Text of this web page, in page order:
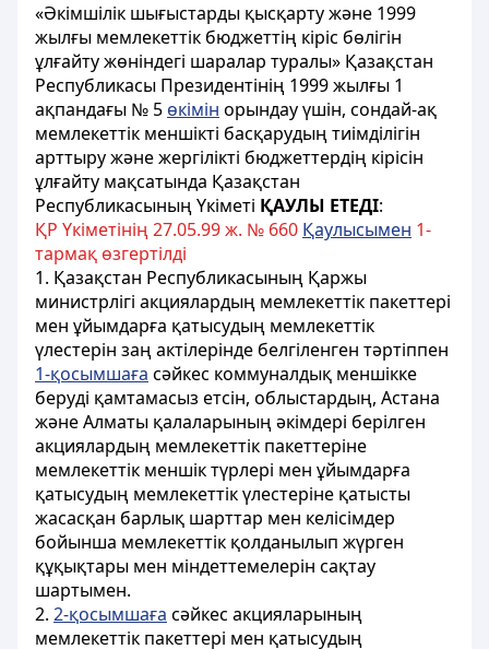
«Әкімшілік шығыстарды қысқарту және 1999
жылғы мемлекеттік бюджеттің кіріс бөлігін
ұлғайту жөніндегі шаралар туралы» Қазақстан
Республикасы Президентінің 1999 жылғы 1
ақпандағы № 5 өкімін орындау үшін, сондай-ақ
мемлекеттік меншікті басқарудың тиімділігін
арттыру және жергілікті бюджеттердің кірісін
ұлғайту мақсатында Қазақстан
Республикасының Үкіметі ҚАУЛЫ ЕТЕДІ:
ҚР Үкіметінің 27.05.99 ж. № 660 Қаулысымен 1-
тармақ өзгертілді
1. Қазақстан Республикасының Қаржы
министрлігі акциялардың мемлекеттік пакеттері
мен ұйымдарға қатысудың мемлекеттік
үлестерін заң актілерінде белгіленген тәртіппен
1-қосымшаға сәйкес коммуналдық меншікке
беруді қамтамасыз етсін, облыстардың, Астана
және Алматы қалаларының әкімдері берілген
акциялардың мемлекеттік пакеттеріне
мемлекеттік меншік түрлері мен ұйымдарға
қатысудың мемлекеттік үлестеріне қатысты
жасасқан барлық шарттар мен келісімдер
бойынша мемлекеттік қолданылып жүрген
құқықтары мен міндеттемелерін сақтау
шартымен.
2. 2-қосымшаға сәйкес акцияларының
мемлекеттік пакеттері мен қатысудың